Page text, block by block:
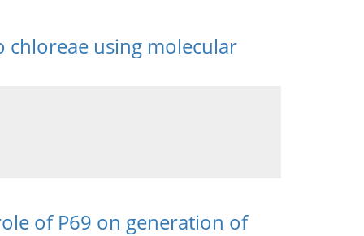
chloreae using molecular
of P69 on generation of